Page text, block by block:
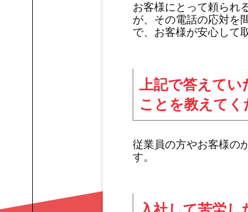
お客様にとって頼られ
が、その電話の応対を
で、お客様が安心して
上記で答えてい
ことを教えてく
従業員の方やお客様の
す。